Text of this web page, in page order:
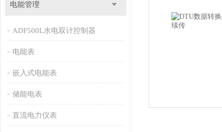
电能管理
ADF500L水电双计控制器
电能表
嵌入式电能表
储能电表
直流电力仪表